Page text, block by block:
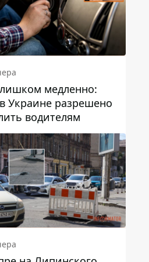
медленно:
Украине разрешено
водителям